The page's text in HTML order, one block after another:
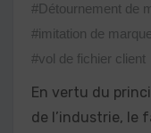
#Détournement de
#imitation de marque
#vol de fichier client
En vertu du
de l’industrie, le